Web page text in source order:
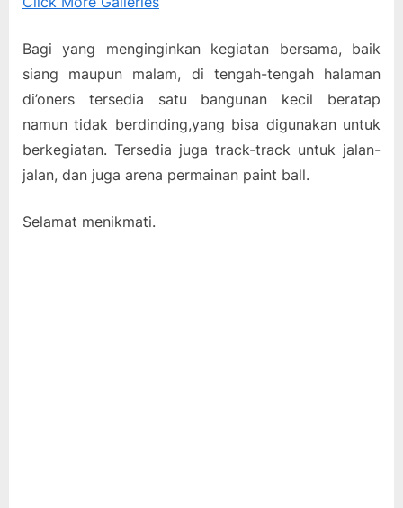
Bagi yang menginginkan kegiatan bersama, baik
siang maupun malam, di tengah-tengah halaman
di’oners tersedia satu bangunan kecil beratap
namun tidak berdinding,yang bisa digunakan untuk
berkegiatan. Tersedia juga track-track untuk jalan-
jalan, dan juga arena permainan paint ball.
Selamat menikmati.